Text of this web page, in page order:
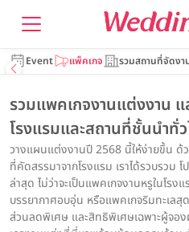
Event แพ็คเกจ รวมสถานที่จัดงา
รวมแพคเกจงานแต่งงาน แ
โรงแรมและสถานที่ชั้นนำทั่
วางแผนแต่งงานปี 2568 นี้ให้ง่ายขึ้น ด้
ที่คัดสรรมาจากโรงแรม เราได้รวบรวม
ล่าสุด ไม่ว่าจะเป็นแพคเกจงานหรูในโร
บรรยากาศอบอุ่น หรือแพคเกจริมทะเ
ส่วนลดพิเศษ และสิทธิพิเศษเฉพาะผู้จ